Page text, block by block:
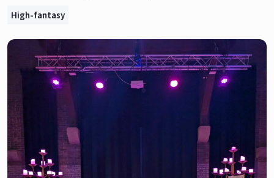
High-fantasy